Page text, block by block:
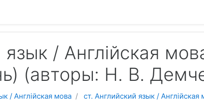
/ Англійская
(авторы: Н. В.
/ Англійская мова ст. Английский язык / Англійская